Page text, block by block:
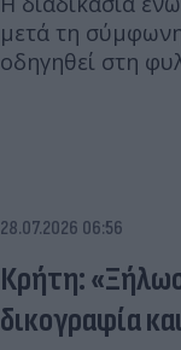
μετά τη σύμφωνη
οδηγηθεί στη
28.07.2026 06:56
Κρήτη:
δικογραφία